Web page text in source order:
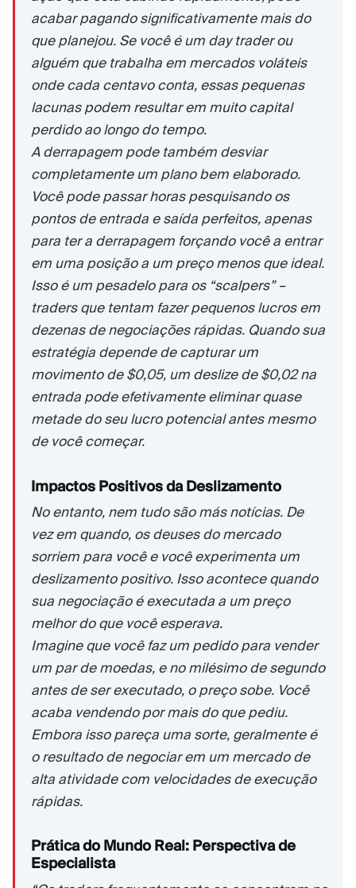
acabar pagando significativamente mais do
que planejou. Se você é um day trader ou
alguém que trabalha em mercados voláteis
onde cada centavo conta, essas pequenas
lacunas podem resultar em muito capital
perdido ao longo do tempo.
A derrapagem pode também desviar
completamente um plano bem elaborado.
Você pode passar horas pesquisando os
pontos de entrada e saída perfeitos, apenas
para ter a derrapagem forçando você a entrar
em uma posição a um preço menos que ideal.
Isso é um pesadelo para os “scalpers” –
traders que tentam fazer pequenos lucros em
dezenas de negociações rápidas. Quando sua
estratégia depende de capturar um
movimento de $0,05, um deslize de $0,02 na
entrada pode efetivamente eliminar quase
metade do seu lucro potencial antes mesmo
de você começar.
Impactos Positivos da Deslizamento
No entanto, nem tudo são más notícias. De
vez em quando, os deuses do mercado
sorriem para você e você experimenta um
deslizamento positivo. Isso acontece quando
sua negociação é executada a um preço
melhordo que você esperava.
Imagine que você faz um pedido para vender
um par de moedas, e no milésimo de segundo
antes de ser executado, o preço sobe. Você
acaba vendendo por mais do que pediu.
Embora isso pareça uma sorte, geralmente é
o resultado de negociar em um mercado de
alta atividade com velocidades de execução
rápidas.
Prática do Mundo Real: Perspectiva de
Especialista